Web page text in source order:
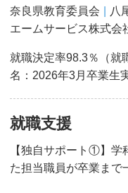
奈良県教育委員会
八
エームサービス株式会
就職決定率98.3％（就
名：2026年3月卒業生
就職支援
【独自サポート①】学
た担当職員が卒業まで